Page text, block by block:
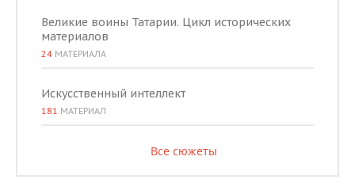
Великие воины Татарии. Цикл исторических
материалов
24 МАТЕРИАЛА
Искусственный интеллект
181 МАТЕРИАЛ
Все сюжеты